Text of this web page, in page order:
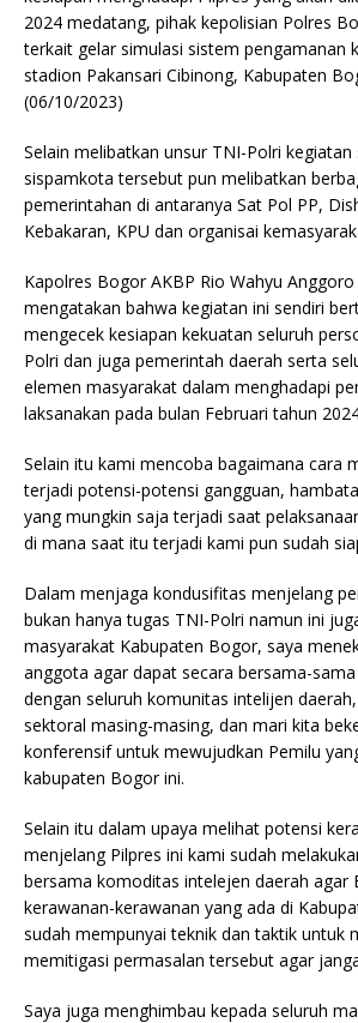
2024 medatang, pihak kepolisian Polres
terkait gelar simulasi sistem pengamanan
stadion Pakansari Cibinong, Kabupaten
(06/10/2023)
Selain melibatkan unsur TNI-Polri kegiatan
sispamkota tersebut pun melibatkan
pemerintahan di antaranya Sat Pol PP,
Kebakaran, KPU dan organisai
Kapolres Bogor AKBP Rio Wahyu Anggoro
mengatakan bahwa kegiatan ini sendiri
mengecek kesiapan kekuatan seluruh
Polri dan juga pemerintah daerah serta
elemen masyarakat dalam menghadapi
laksanakan pada bulan Februari tahun
Selain itu kami mencoba bagaimana cara
terjadi potensi-potensi gangguan,
yang mungkin saja terjadi saat
di mana saat itu terjadi kami pun sudah
Dalam menjaga kondusifitas menjelang
bukan hanya tugas TNI-Polri namun ini
masyarakat Kabupaten Bogor, saya
anggota agar dapat secara bersama-
dengan seluruh komunitas intelijen
sektoral masing-masing, dan mari kita
konferensif untuk mewujudkan Pemilu
kabupaten Bogor ini.
Selain itu dalam upaya melihat potensi
menjelang Pilpres ini kami sudah
bersama komoditas intelejen daerah agar
kerawanan-kerawanan yang ada di
sudah mempunyai teknik dan taktik untuk
memitigasi permasalan tersebut agar
Saya juga menghimbau kepada seluruh